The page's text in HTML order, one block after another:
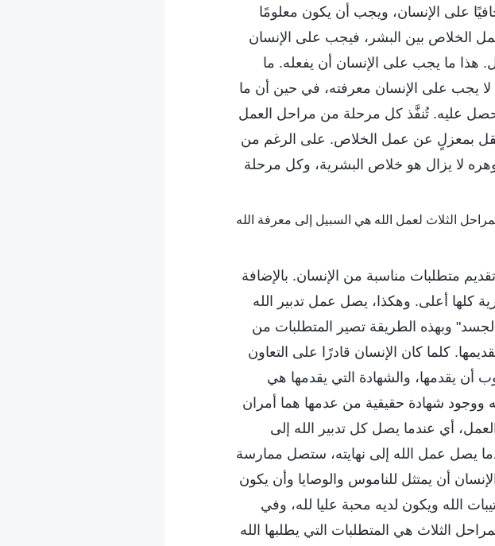
على الإنسان، ويجب أن يكون معلومًا
الخلاص بين البشر، فيجب على الإنسان
هذا ما يجب على الإنسان أن يفعله. ما
لا يجب على الإنسان معرفته، في حين أن ما
عليه. تُنفَّذ كل مرحلة من مراحل العمل
بمعزلٍ عن عمل الخلاص. على الرغم من
لا يزال هو خلاص البشرية، وكل مرحلة
متطلبات مناسبة من الإنسان. بالإضافة
كلها أعلى. وهكذا، يصل عمل تدبير الله
وبهذه الطريقة تصير المتطلبات من
كلما كان الإنسان قادرًا على التعاون
أن يقدمها، والشهادة التي يقدمها هي
ووجود شهادة حقيقية من عدمها هما أمران
أي عندما يصل كل تدبير الله إلى
يصل عمل الله إلى نهايته، ستصل ممارسة
أن يمتثل للناموس والوصايا وأن يكون
الله ويكون لديه محبة عليا لله، وفي
الثلاث هي المتطلبات التي يطلبها الله